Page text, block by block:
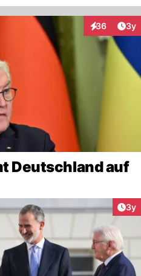
36
Interaktionen
3y
Deutschland auf
3y